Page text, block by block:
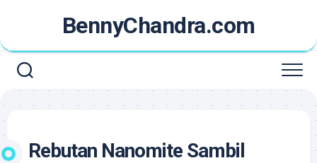
content
BennyChandra.com
Rebutan Nanomite Sambil